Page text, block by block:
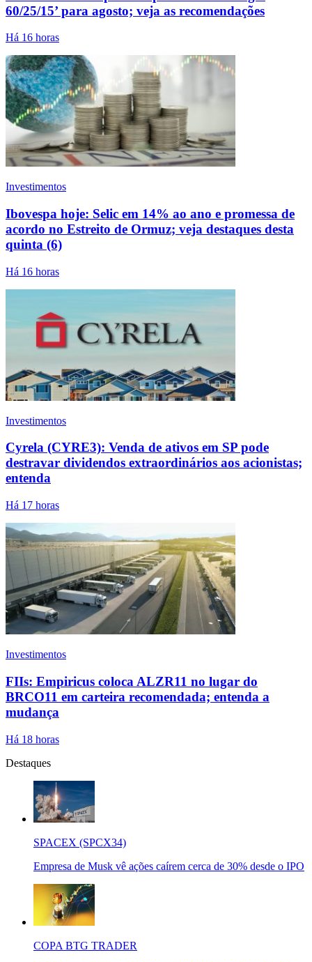
60/25/15’ para agosto; veja as recomendações
Há 16 horas
Investimentos
Ibovespa hoje: Selic em 14% ao ano e promessa de
acordo no Estreito de Ormuz; veja destaques desta
quinta (6)
Há 16 horas
Investimentos
Cyrela (CYRE3): Venda de ativos em SP pode
destravar dividendos extraordinários aos acionistas;
entenda
Há 17 horas
Investimentos
FIIs: Empiricus coloca ALZR11 no lugar do
BRCO11 em carteira recomendada; entenda a
mudança
Há 18 horas
Destaques
SPACEX (SPCX34)
Empresa de Musk vê ações caírem cerca de 30% desde o IPO
COPA BTG TRADER